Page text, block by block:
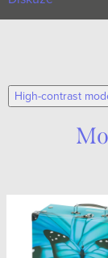
High-contrast